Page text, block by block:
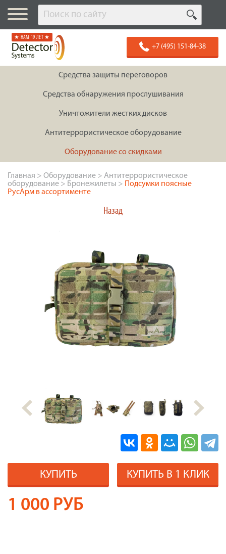
★ НАМ 19 ЛЕТ ★
+7 (495) 151-84-38
Средства защиты переговоров
Средства обнаружения прослушивания
Уничтожители жестких дисков
Антитеррористическое оборудование
Оборудование со скидками
Главная > Оборудование > Антитеррористическое
оборудование > Бронежилеты > Подсумки поясные
РусАрм в ассортименте
Назад
КУПИТЬ КУПИТЬ В 1 КЛИК
1 000 РУБ